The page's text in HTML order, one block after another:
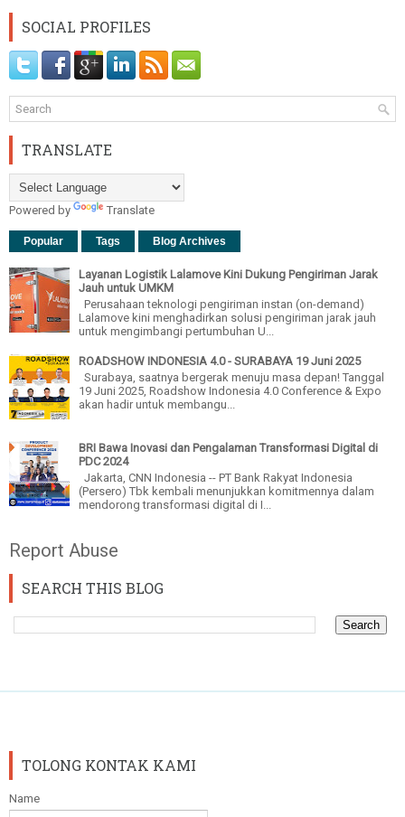
SOCIAL PROFILES
TRANSLATE
Powered by Translate
Popular Tags Blog Archives
Layanan Logistik Lalamove Kini Dukung Pengiriman Jarak
Jauh untuk UMKM
Perusahaan teknologi pengiriman instan (on-demand)
Lalamove kini menghadirkan solusi pengiriman jarak jauh
untuk mengimbangi pertumbuhan U...
ROADSHOW INDONESIA 4.0 - SURABAYA 19 Juni 2025
Surabaya, saatnya bergerak menuju masa depan! Tanggal
19 Juni 2025, Roadshow Indonesia 4.0 Conference & Expo
akan hadir untuk membangu...
BRI Bawa Inovasi dan Pengalaman Transformasi Digital di
PDC 2024
Jakarta, CNN Indonesia -- PT Bank Rakyat Indonesia
(Persero) Tbk kembali menunjukkan komitmennya dalam
mendorong transformasi digital di I...
Report Abuse
SEARCH THIS BLOG
TOLONG KONTAK KAMI
Name